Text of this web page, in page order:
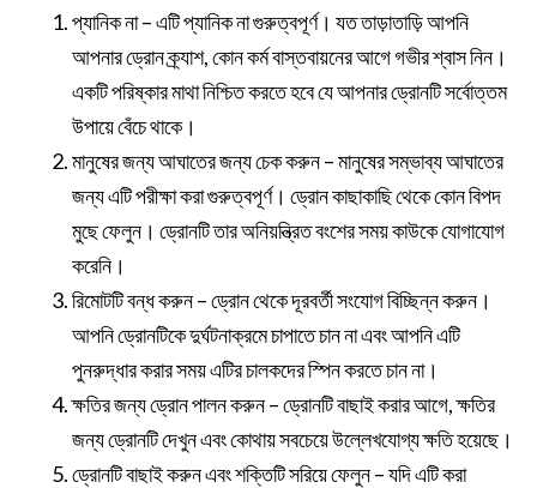
প্যানিক না – এটি প্যানিক না গুরুত্বপূর্ণ। যত তাড়াতাড়ি আপনি
আপনার ড্রোন ক্র্যাশ, কোন কর্ম বাস্তবায়নের আগে গভীর শ্বাস নিন।
একটি পরিষ্কার মাথা নিশ্চিত করতে হবে যে আপনার ড্রোনটি সর্বোত্তম
উপায়ে বেঁচে থাকে।
মানুষের জন্য আঘাতের জন্য চেক করুন – মানুষের সম্ভাব্য আঘাতের
জন্য এটি পরীক্ষা করা গুরুত্বপূর্ণ। ড্রোন কাছাকাছি থেকে কোন বিপদ
মুছে ফেলুন। ড্রোনটি তার অনিয়ন্ত্রিত বংশের সময় কাউকে যোগাযোগ
করেনি।
রিমোটটি বন্ধ করুন – ড্রোন থেকে দূরবর্তী সংযোগ বিচ্ছিন্ন করুন।
আপনি ড্রোনটিকে দুর্ঘটনাক্রমে চাপাতে চান না এবং আপনি এটি
পুনরুদ্ধার করার সময় এটির চালকদের স্পিন করতে চান না।
ক্ষতির জন্য ড্রোন পালন করুন – ড্রোনটি বাছাই করার আগে, ক্ষতির
জন্য ড্রোনটি দেখুন এবং কোথায় সবচেয়ে উল্লেখযোগ্য ক্ষতি হয়েছে।
ড্রোনটি বাছাই করুন এবং শক্তিটি সরিয়ে ফেলুন – যদি এটি করা